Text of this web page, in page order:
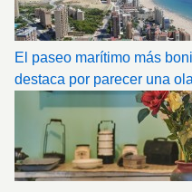
El paseo marítimo más
destaca por parecer una ola